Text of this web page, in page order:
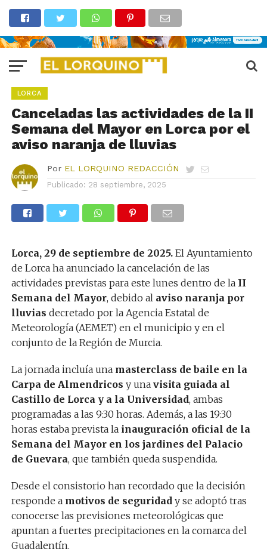
LORCA
Canceladas las actividades de la II
Semana del Mayor en Lorca por el
aviso naranja de lluvias
Por EL LORQUINO REDACCIÓN
Publicado: 28 septiembre, 2025
Lorca, 29 de septiembre de 2025.El Ayuntamiento
de Lorca ha anunciado la cancelación de las
actividades previstas para este lunes dentro de la II
Semana del Mayor, debido al aviso naranja por
lluvias decretado por la Agencia Estatal de
Meteorología (AEMET) en el municipio y en el
conjunto de la Región de Murcia.
La jornada incluía una masterclass de baile en la
Carpa de Almendricos y una visita guiada al
Castillo de Lorca y a la Universidad, ambas
programadas a las 9:30 horas. Además, a las 19:30
horas estaba prevista la inauguración oficial de la
Semana del Mayor en los jardines del Palacio
de Guevara, que también queda suspendida.
Desde el consistorio han recordado que la decisión
responde a motivos de seguridady se adoptó tras
conocerse las previsiones meteorológicas que
apuntan a fuertes precipitaciones en la comarca del
Guadalentín.